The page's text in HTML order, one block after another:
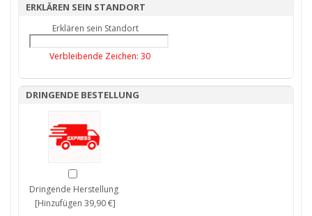
ERKLÄREN SEIN STANDORT
Erklären sein Standort
Verbleibende Zeichen: 30
DRINGENDE BESTELLUNG
Dringende Herstellung
[Hinzufügen 39,90 €]